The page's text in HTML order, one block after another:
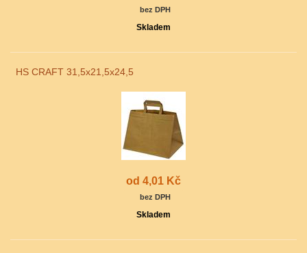
bez DPH
Skladem
HS CRAFT 31,5x21,5x24,5
od 4,01 Kč
bez DPH
Skladem